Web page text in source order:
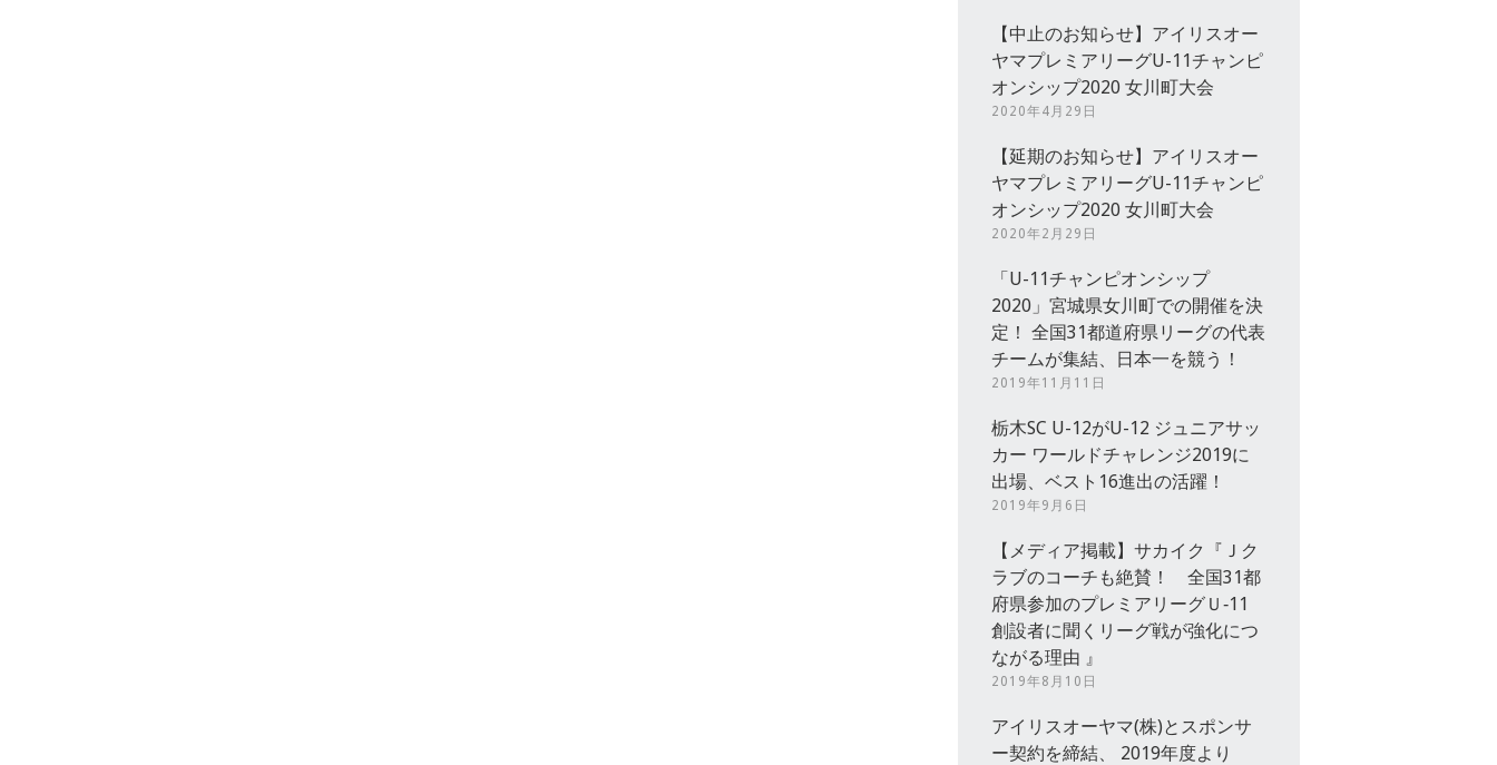
【中止のお知らせ】アイリスオー
ヤマプレミアリーグU-11チャンピ
オンシップ2020 女川町大会
2020年4月29日
【延期のお知らせ】アイリスオー
ヤマプレミアリーグU-11チャンピ
オンシップ2020 女川町大会
2020年2月29日
「U-11チャンピオンシップ
2020」宮城県女川町での開催を決
定！ 全国31都道府県リーグの代表
チームが集結、日本一を競う！
2019年11月11日
栃木SC U-12がU-12 ジュニアサッ
カー ワールドチャレンジ2019に
出場、ベスト16進出の活躍！
2019年9月6日
【メディア掲載】サカイク『Ｊク
ラブのコーチも絶賛！ 全国31都
府県参加のプレミアリーグＵ‐11
創設者に聞くリーグ戦が強化につ
ながる理由 』
2019年8月10日
アイリスオーヤマ(株)とスポンサ
ー契約を締結、 2019年度より